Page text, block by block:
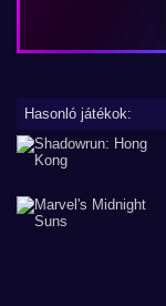
Hasonló játékok: